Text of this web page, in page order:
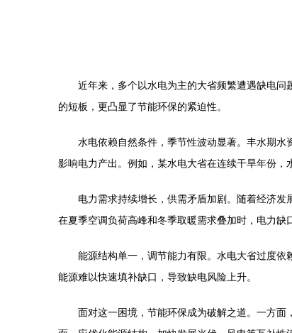
近年来，多个以水电为主的大省频繁遭遇缺电
的短板，更凸显了节能环保的紧迫性。
水电依赖自然条件，季节性波动显著。丰水期
影响电力产出。例如，某水电大省在连续干旱年份，
电力需求持续增长，供需矛盾加剧。随着经济
在夏季空调负荷高峰和冬季取暖需求叠加时，电力缺
能源结构单一，调节能力有限。水电大省过度
能源难以快速填补缺口，导致缺电风险上升。
面对这一困境，节能环保成为破解之道。一方